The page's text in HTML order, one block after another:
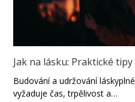
Jak na lásku: Praktické
Budování a udržování
vyžaduje čas, trpělivost a…